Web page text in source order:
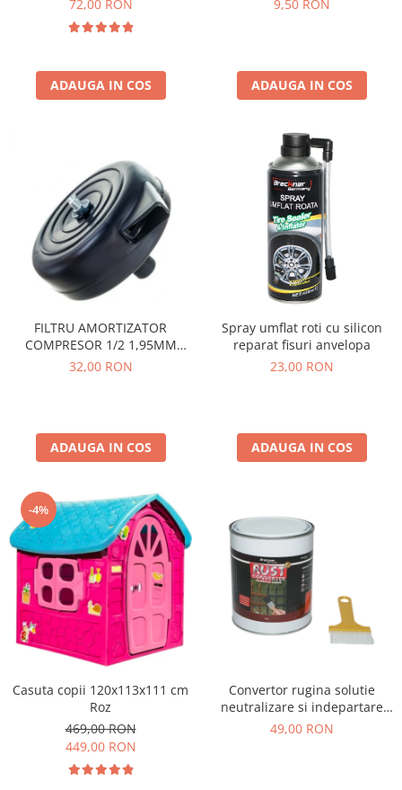
72,00 RON
ADAUGA IN COS
9,50 RON
ADAUGA IN COS
FILTRU AMORTIZATOR
COMPRESOR 1/2 1,95MM
ROTOR (PLASTIC)
32,00 RON
ADAUGA IN COS
Spray umflat roti cu silicon
reparat fisuri anvelopa
23,00 RON
ADAUGA IN COS
-4%
Casuta copii 120x113x111 cm
Roz
469,00 RON
449,00 RON
Convertor rugina solutie
neutralizare si indepartare
rugina 750g
49,00 RON